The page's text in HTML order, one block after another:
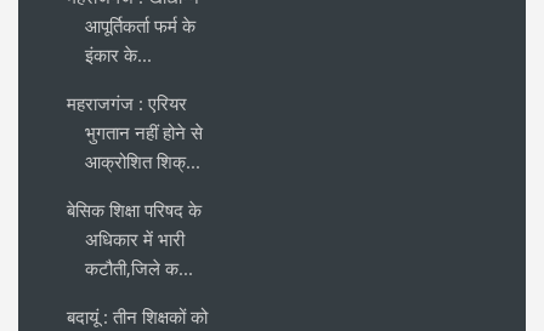
आपूर्तिकर्ता फर्म के
इंकार के...
महराजगंज : एरियर
भुगतान नहीं होने से
आक्रोशित शिक्...
बेसिक शिक्षा परिषद के
अधिकार में भारी
कटौती,जिले क...
बदायूं : तीन शिक्षकों को